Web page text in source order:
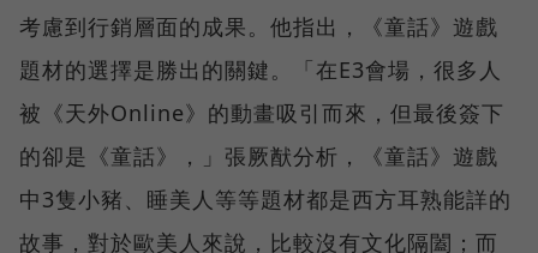
考慮到行銷層面的成果。他指出，《童話》遊戲
題材的選擇是勝出的關鍵。「在E3會場，很多人
被《天外Online》的動畫吸引而來，但最後簽下
的卻是《童話》，」張厥猷分析，《童話》遊戲
中3隻小豬、睡美人等等題材都是西方耳熟能詳的
故事，對於歐美人來說，比較沒有文化隔闔；而